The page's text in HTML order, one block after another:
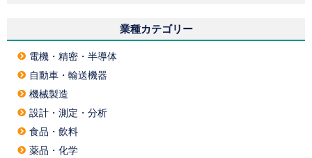
業種カテゴリー
電機・精密・半導体
自動車・輸送機器
機械製造
設計・測定・分析
食品・飲料
薬品・化学